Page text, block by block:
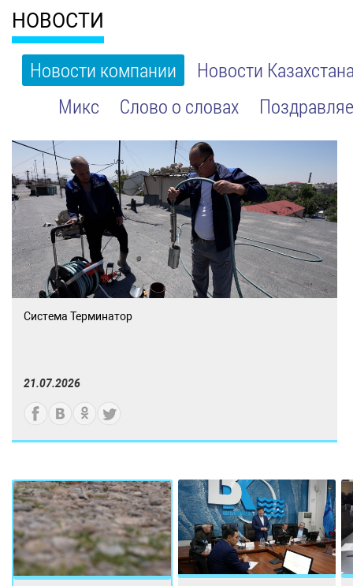
НОВОСТИ
Новости компании
Новости
Микс
Слово о словах
Система Терминатор
21.07.2026